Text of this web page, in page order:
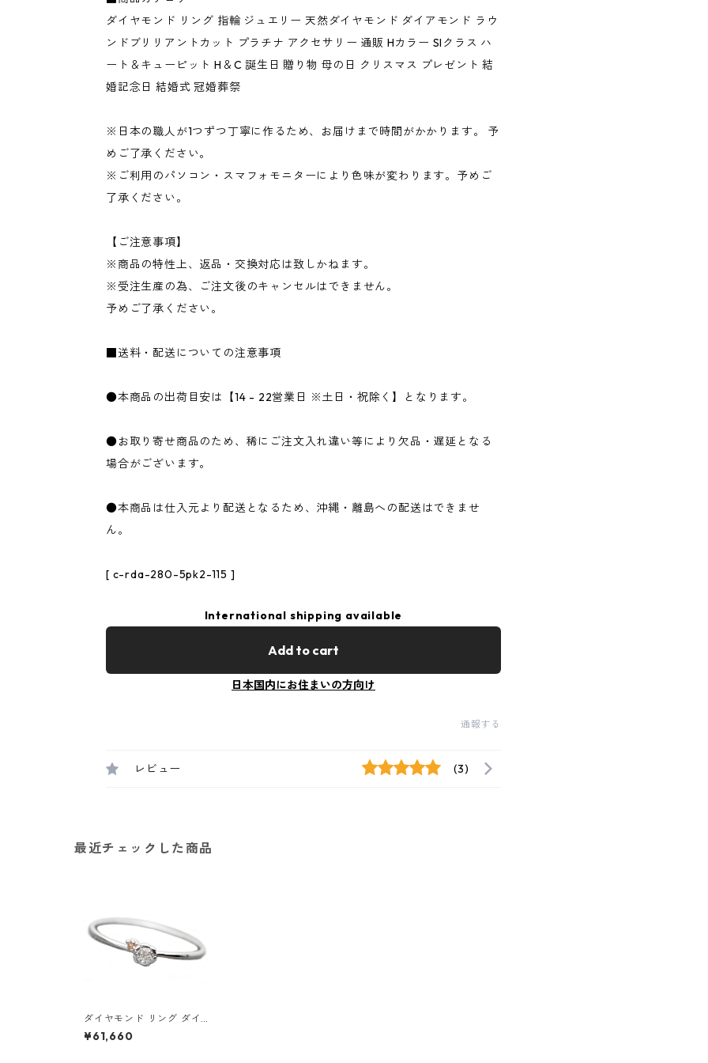
ダイヤモンド リング 指輪 ジュエリー 天然ダイヤモンド ダイアモンド ラウ
ンドブリリアントカット プラチナ アクセサリー 通販 Hカラー SIクラス ハ
ート＆キューピット H＆C 誕生日 贈り物 母の日 クリスマス プレゼント 結
婚記念日 結婚式 冠婚葬祭
※日本の職人が1つずつ丁寧に作るため、お届けまで時間がかかります。 予
めご了承ください。
※ご利用のパソコン・スマフォモニターにより色味が変わります。予めご
了承ください。
【ご注意事項】
※商品の特性上、返品・交換対応は致しかねます。
※受注生産の為、ご注文後のキャンセルはできません。
予めご了承ください。
■送料・配送についての注意事項
●本商品の出荷目安は【14 - 22営業日 ※土日・祝除く】となります。
●お取り寄せ商品のため、稀にご注文入れ違い等により欠品・遅延となる
場合がございます。
●本商品は仕入元より配送となるため、沖縄・離島への配送はできませ
ん。
[ c-rda-280-5pk2-115 ]
International shipping available
Add to cart
日本国内にお住まいの方向け
通報する
レビュー (3)
最近チェックした商品
ダイヤモンド リング ダイヤ
ピンクダイヤ 合計0.06ct 1
1.5号 プラチナ Pt950 花 フ
¥61,660